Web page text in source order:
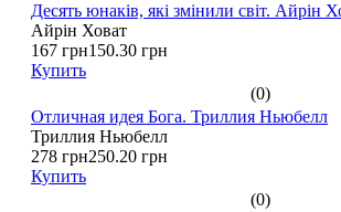
Десять юнаків, які змінили світ. Айрін
Айрін Ховат
167 грн150.30 грн
Купить
(0)
Отличная идея Бога. Триллия Ньюбелл
Триллия Ньюбелл
278 грн250.20 грн
Купить
(0)